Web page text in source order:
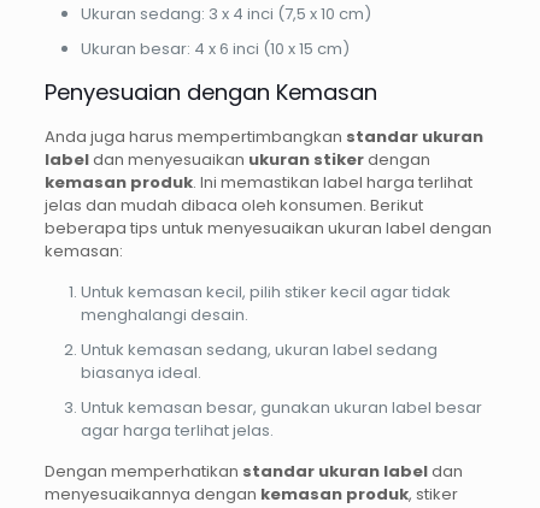
Ukuran sedang: 3 x 4 inci (7,5 x 10 cm)
Ukuran besar: 4 x 6 inci (10 x 15 cm)
Penyesuaian dengan Kemasan
Anda juga harus mempertimbangkan standar ukuran
labeldan menyesuaikan ukuran stikerdengan
kemasan produk. Ini memastikan label harga terlihat
jelas dan mudah dibaca oleh konsumen. Berikut
beberapa tips untuk menyesuaikan ukuran label dengan
kemasan:
Untuk kemasan kecil, pilih stiker kecil agar tidak
menghalangi desain.
Untuk kemasan sedang, ukuran label sedang
biasanya ideal.
Untuk kemasan besar, gunakan ukuran label besar
agar harga terlihat jelas.
Dengan memperhatikan standar ukuran labeldan
menyesuaikannya dengan kemasan produk, stiker